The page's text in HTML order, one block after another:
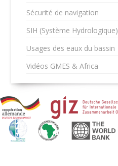
Sécurité de navigation
SIH (Système Hydrologique)
Usages des eaux du bassin
Vidéos GMES & Africa